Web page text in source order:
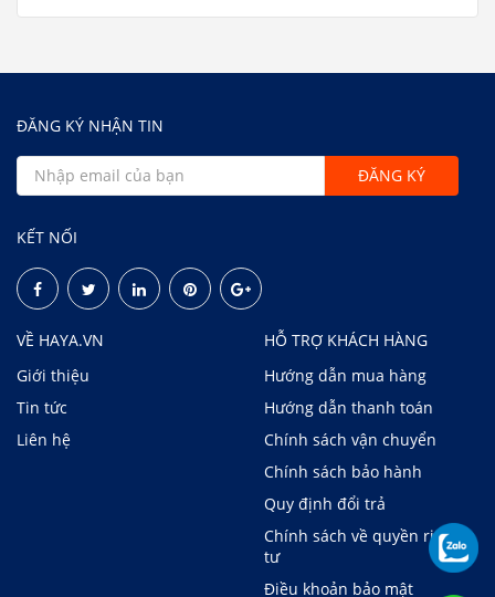
ĐĂNG KÝ NHẬN TIN
KẾT NỐI
VỀ HAYA.VN
Giới thiệu
Tin tức
Liên hệ
HỖ TRỢ KHÁCH HÀNG
Hướng dẫn mua hàng
Hướng dẫn thanh toán
Chính sách vận chuyển
Chính sách bảo hành
Quy định đổi trả
Chính sách về quyền riêng
tư
Điều khoản bảo mật